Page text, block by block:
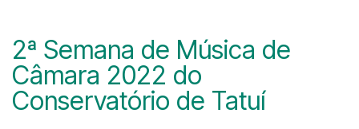
2ª Semana de Música de
Câmara 2022 do
Conservatório de Tatuí